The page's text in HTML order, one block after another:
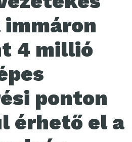
4 millió
ponton
érhető el a